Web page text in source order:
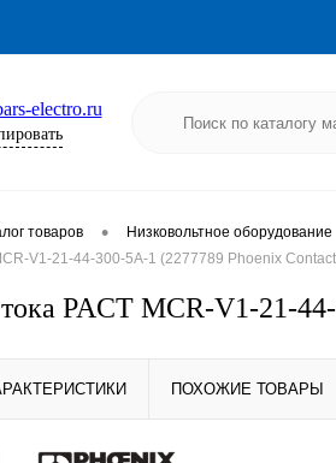
electro.ru
товаров • Низковольтное оборудование
V1-21-44-300-5A-1 (2277789 Phoenix
PACT MCR-V1-21-
ПОХОЖИЕ ТОВАРЫ